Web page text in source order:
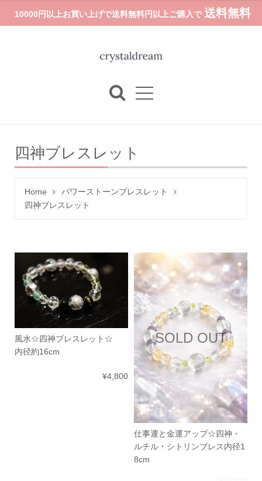
10000円以上お買い上げで送料無料円以上ご購入で 送料無料
四神ブレスレット
Home
パワーストーンブレスレット
四神ブレスレット
風水☆四神ブレスレット☆
内径約16cm
¥4,800
SOLD OUT
仕事運と金運アップ☆四神・
ルチル・シトリンブレス内径1
8cm